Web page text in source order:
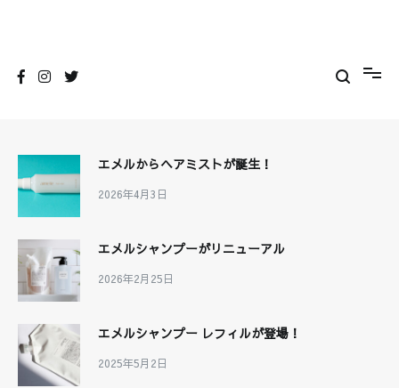
エメルからヘアミストが誕生！
2026年4月3日
エメルシャンプーがリニューアル
2026年2月25日
エメルシャンプー レフィルが登場！
2025年5月2日